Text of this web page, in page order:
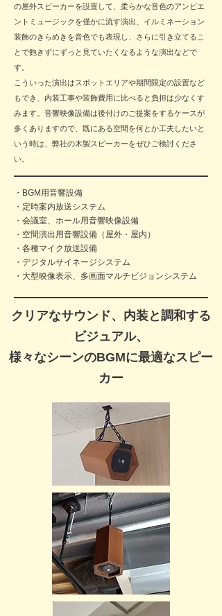
の屋外スピーカーを設置して、柔らかな音色のアンビエ
ントミュージックを僅かに流す演出、イルミネーション
装飾のきらめきを音色でも表現し、さらに引き立てるこ
とで飽きずにずっと見ていたくなるような演出などで
す。
こういった演出はスポットエリアや期間限定の設置など
もでき、内装工事や装飾費用に比べると負担は少なくす
みます。音響映像設備は後付けのご提案をするケースが
多くありますので、既にある空間を何とか工夫したいと
いう時は、弊社の木製スピーカーをぜひご検討くださ
い。
・BGM用音響設備
・定時案内放送システム
・会議室、ホール用音響映像設備
​・空間演出用音響設備（屋外・屋内）
・各種マイク放送設備
・​デジタルサイネージシステム
​・大型映像表示、多画面マルチビジョンシステム
​クリアなサウンド、内装と調和する
ビジュアル、
様々なシーンのBGMに最適なスピー
カー​